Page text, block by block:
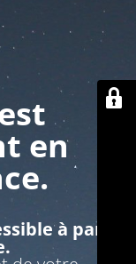
en
à partir